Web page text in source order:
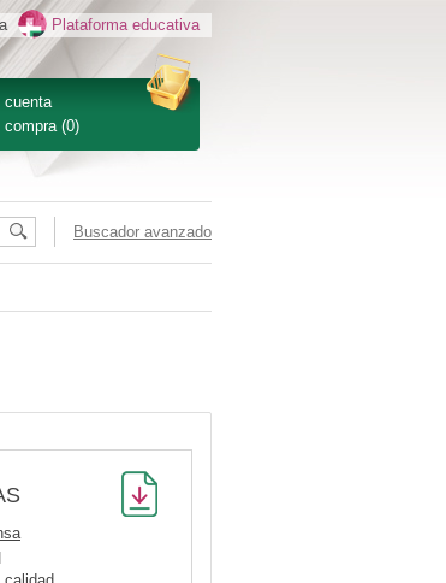
cuenta
compra (0)
Plataforma educativa
Buscador avanzado